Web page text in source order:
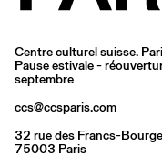
Centre culturel suisse.
Pause estivale -
septembre
ccs@ccsparis.com
32 rue des Francs-
75003 Paris